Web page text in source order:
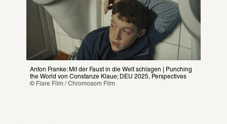
Anton Franke: Mit der Faust in die Welt schlagen | Punching
the World von Constanze Klaue; DEU 2025, Perspectives
© Flare Film / Chromosom Film